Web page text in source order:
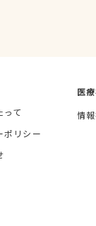
って
ポリシー
医
情